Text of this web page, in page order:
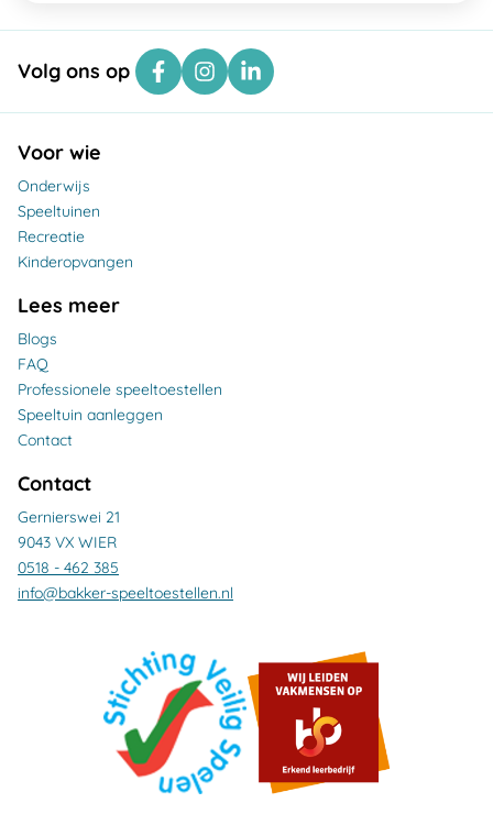
Volg ons op
Voor wie
Onderwijs
Speeltuinen
Recreatie
Kinderopvangen
Lees meer
Blogs
FAQ
Professionele speeltoestellen
Speeltuin aanleggen
Contact
Contact
Gernierswei 21
9043 VX WIER
0518 - 462 385
info@bakker-speeltoestellen.nl